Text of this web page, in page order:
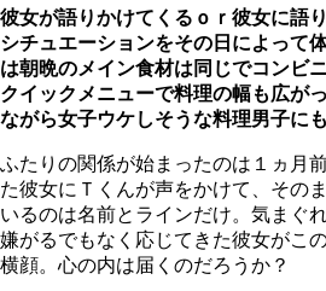
彼女が語りかけてくるｏｒ彼女に語
シチュエーションをその日によって
は朝晩のメイン食材は同じでコンビ
クイックメニューで料理の幅も広が
ながら女子ウケしそうな料理男子に
ふたりの関係が始まったのは１ヵ月
た彼女にＴくんが声をかけて、その
いるのは名前とラインだけ。気まぐ
嫌がるでもなく応じてきた彼女がこ
横顔。心の内は届くのだろうか？